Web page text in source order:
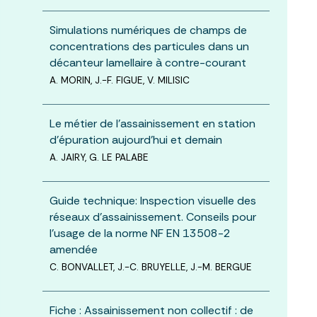
Simulations numériques de champs de
concentrations des particules dans un
décanteur lamellaire à contre-courant
A. MORIN, J.-F. FIGUE, V. MILISIC
Le métier de l’assainissement en station
d’épuration aujourd’hui et demain
A. JAIRY, G. LE PALABE
Guide technique: Inspection visuelle des
réseaux d’assainissement. Conseils pour
l’usage de la norme NF EN 13508-2
amendée
C. BONVALLET, J.-C. BRUYELLE, J.-M. BERGUE
Fiche : Assainissement non collectif : de